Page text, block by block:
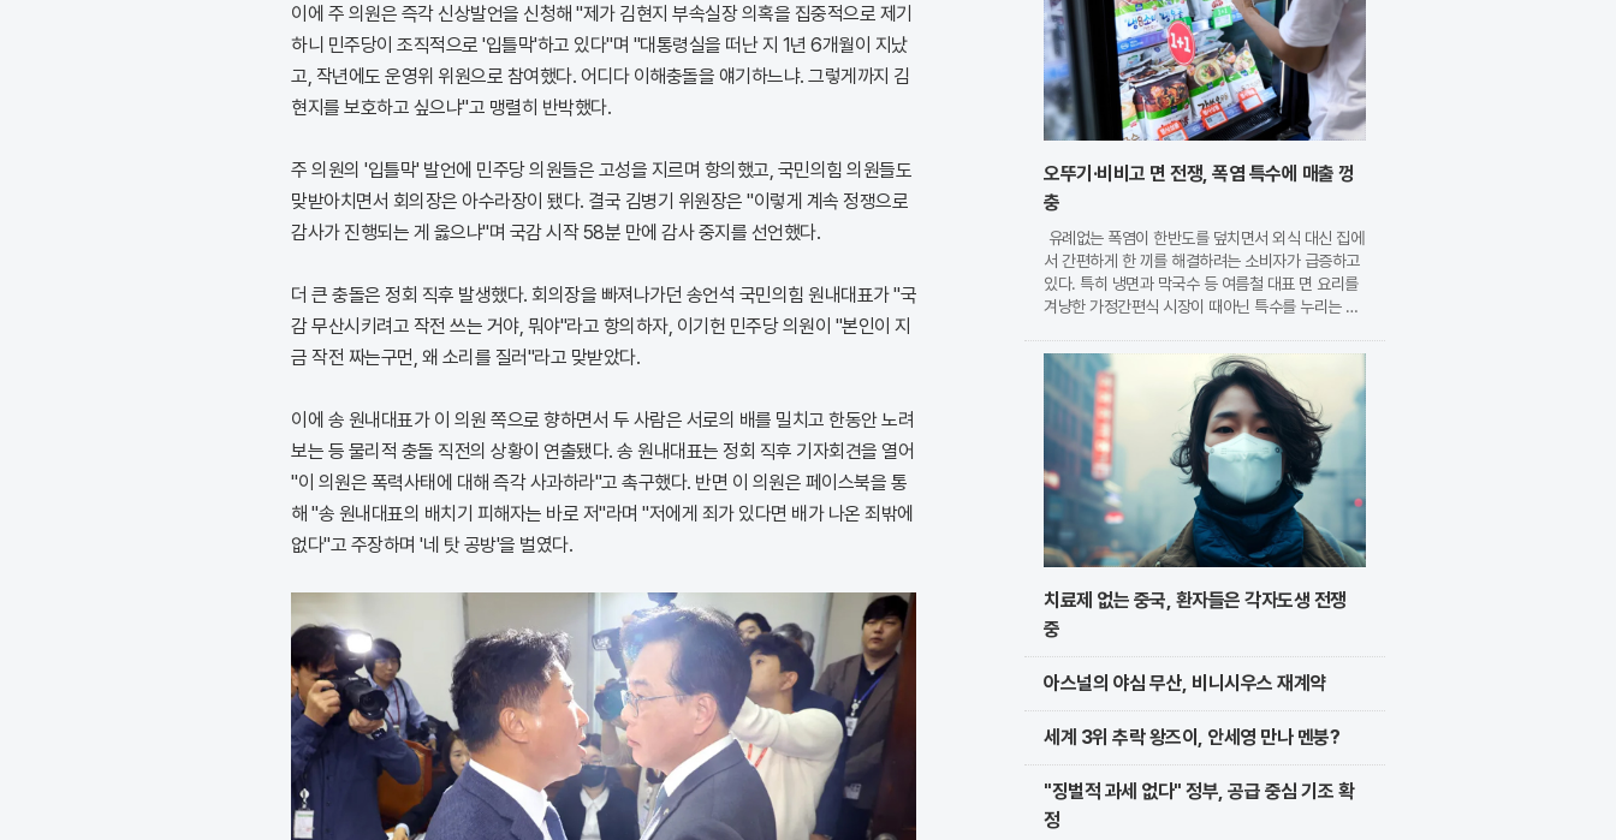
이에 주 의원은 즉각 신상발언을 신청해 "제가 김현지 부속실장 의혹을 집중적으로 제기
하니 민주당이 조직적으로 '입틀막'하고 있다"며 "대통령실을 떠난 지 1년 6개월이 지났
고, 작년에도 운영위 위원으로 참여했다. 어디다 이해충돌을 얘기하느냐. 그렇게까지 김
현지를 보호하고 싶으냐"고 맹렬히 반박했다.
주 의원의 '입틀막' 발언에 민주당 의원들은 고성을 지르며 항의했고, 국민의힘 의원들도
맞받아치면서 회의장은 아수라장이 됐다. 결국 김병기 위원장은 "이렇게 계속 정쟁으로
감사가 진행되는 게 옳으냐"며 국감 시작 58분 만에 감사 중지를 선언했다.
더 큰 충돌은 정회 직후 발생했다. 회의장을 빠져나가던 송언석 국민의힘 원내대표가 "국
감 무산시키려고 작전 쓰는 거야, 뭐야"라고 항의하자, 이기헌 민주당 의원이 "본인이 지
금 작전 짜는구먼, 왜 소리를 질러"라고 맞받았다.
이에 송 원내대표가 이 의원 쪽으로 향하면서 두 사람은 서로의 배를 밀치고 한동안 노려
보는 등 물리적 충돌 직전의 상황이 연출됐다. 송 원내대표는 정회 직후 기자회견을 열어
"이 의원은 폭력사태에 대해 즉각 사과하라"고 촉구했다. 반면 이 의원은 페이스북을 통
해 "송 원내대표의 배치기 피해자는 바로 저"라며 "저에게 죄가 있다면 배가 나온 죄밖에
없다"고 주장하며 '네 탓 공방'을 벌였다.
오뚜기·비비고 면 전쟁, 폭염 특수에 매출 껑
충
유례없는 폭염이 한반도를 덮치면서 외식 대신 집에
서 간편하게 한 끼를 해결하려는 소비자가 급증하고
있다. 특히 냉면과 막국수 등 여름철 대표 면 요리를
겨냥한 가정간편식 시장이 때아닌 특수를 누리는 모
현한 고품질 제품을 앞세워 시장 점유율 확대에 박차
를 가하고
치료제 없는 중국, 환자들은 각자도생 전쟁
중
아스널의 야심 무산, 비니시우스 재계약
세계 3위 추락 왕즈이, 안세영 만나 멘붕?
"징벌적 과세 없다" 정부, 공급 중심 기조 확
정